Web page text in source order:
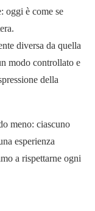
oggi è come se
diversa da quella
modo controllato e
della
meno: ciascuno
esperienza
a rispettarne ogni